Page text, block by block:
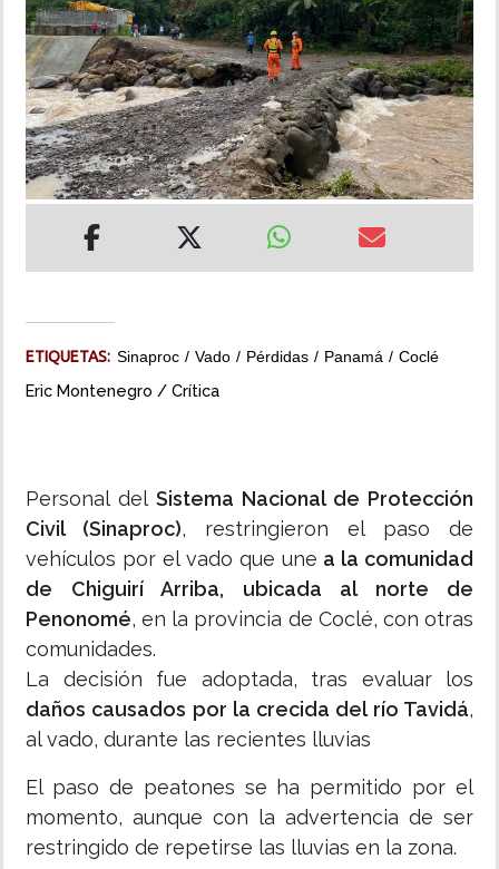
MUNDO
INSÓLITAS
MULTIMEDIA
IMPRESO
ETIQUETAS: Sinaproc Vado Pérdidas Panamá Coclé
Eric Montenegro / Crítica
Personal del Sistema Nacional de Protección
Civil (Sinaproc), restringieron el paso de
vehículos por el vado que une a la comunidad
de Chiguirí Arriba, ubicada al norte de
Penonomé, en la provincia de Coclé, con otras
comunidades.
La decisión fue adoptada, tras evaluar los
daños causados por la crecida del río Tavidá,
al vado, durante las recientes lluvias
El paso de peatones se ha permitido por el
momento, aunque con la advertencia de ser
restringido de repetirse las lluvias en la zona.